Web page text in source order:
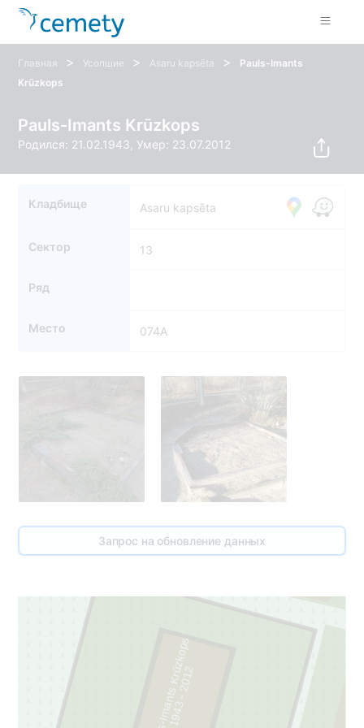
Главная > Усопшие > Asaru kapsēta >
Pauls-Imants
Krūzkops
Pauls-Imants Krūzkops
Родился: 21.02.1943, Умер: 23.07.2012
Кладбище Asaru kapsēta
Сектор 13
Ряд
Место 074A
Запрос на обновление данных
Pauls-Imants Krūzkops
2